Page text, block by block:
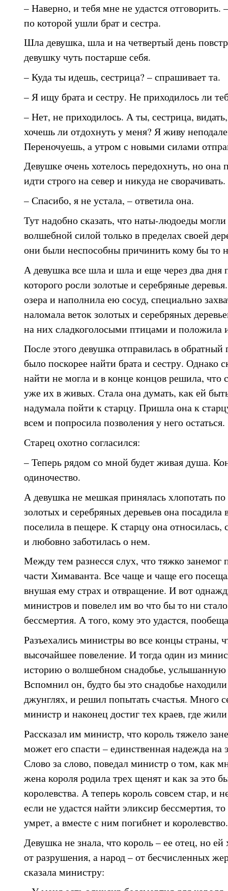
– Наверно, и тебя мне не удастся отговорить.
по которой ушли брат и сестра.
Шла девушка, шла и на четвертый день
девушку чуть постарше себя.
– Куда ты идешь, сестрица? – спрашивает та.
– Я ищу брата и сестру. Не приходилось ли
– Нет, не приходилось. А ты, сестрица,
хочешь ли отдохнуть у меня? Я живу
Переночуешь, а утром с новыми силами
Девушке очень хотелось передохнуть, но она
идти строго на север и никуда не сворачивать.
– Спасибо, я не устала, – ответила она.
Тут надобно сказать, что наты-людоеды могли
волшебной силой только в пределах своей
они были неспособны причинить кому бы то
А девушка все шла и шла и еще через два дня
которого росли золотые и серебряные
озера и наполнила ею сосуд, специально
наломала веток золотых и серебряных
на них сладкоголосыми птицами и положила
После этого девушка отправилась в
было поскорее найти брата и сестру. Однако
найти не могла и в конце концов решила, что
уже их в живых. Стала она думать, как ей
надумала пойти к старцу. Пришла она к
всем и попросила позволения у него остаться.
Старец охотно согласился:
– Теперь рядом со мной будет живая душа.
одиночество.
А девушка не мешкая принялась хлопотать по
золотых и серебряных деревьев она
поселила в пещере. К старцу она относилась,
и любовно заботилась о нем.
Между тем разнесся слух, что тяжко занемог
части Химаванта. Все чаще и чаще его
внушая ему страх и отвращение. И вот
министров и повелел им во что бы то ни
бессмертия. А того, кому это удастся,
Разъехались министры во все концы страны,
высочайшее повеление. И тогда один из
историю о волшебном снадобье, услышанную
Вспомнил он, будто бы это снадобье
джунглях, и решил попытать счастья. Много
министр и наконец достиг тех краев, где
Рассказал им министр, что король тяжело
может его спасти – единственная надежда на
Слово за слово, поведал министр о том, как
жена короля родила трех щенят и как за это
королевства. А теперь король совсем стар, и
если не удастся найти эликсир бессмертия,
умрет, а вместе с ним погибнет и королевство.
Девушка не знала, что король – ее отец, но ей
от разрушения, а народ – от бесчисленных
сказала министру: